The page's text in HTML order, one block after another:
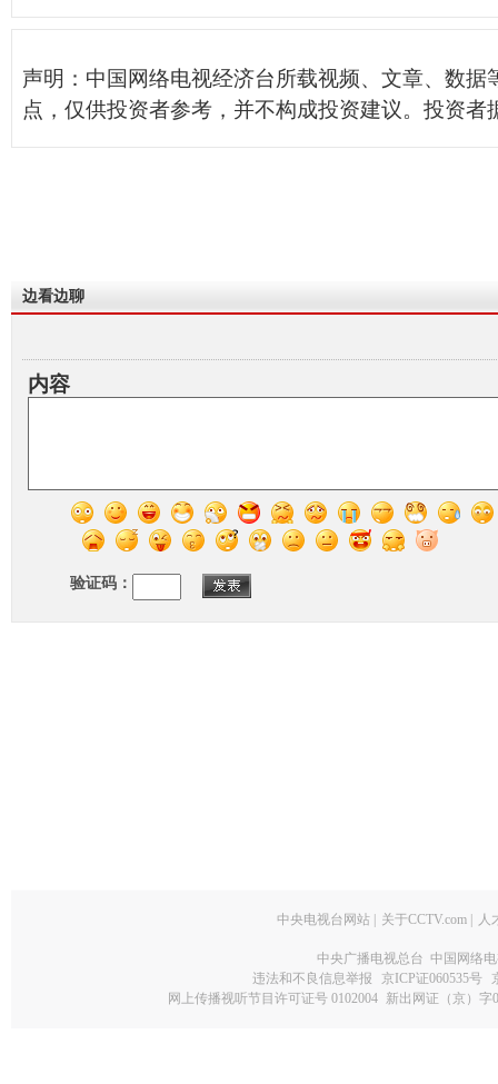
声明：中国网络电视经济台所载视频、文章、数据
点，仅供投资者参考，并不构成投资建议。投资者
边看边聊
内容
验证码：
中央电视台网站 关于CCTV.com 人
中央广播电视总台 中国网络
违法和不良信息举报
京ICP证060535号
网上传播视听节目许可证号 0102004 新出网证（京）